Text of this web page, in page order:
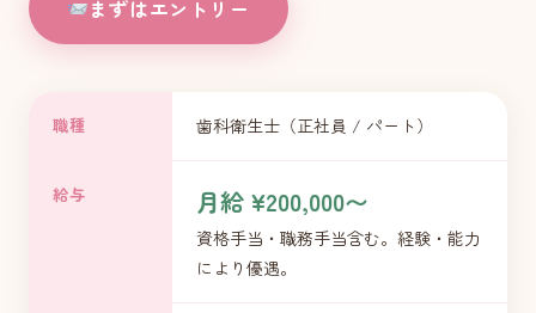
まずはエントリー
職種 歯科衛生士（正社員 / パート）
給与 月給 ¥200,000〜
資格手当・職務手当含む。経験・能力
により優遇。